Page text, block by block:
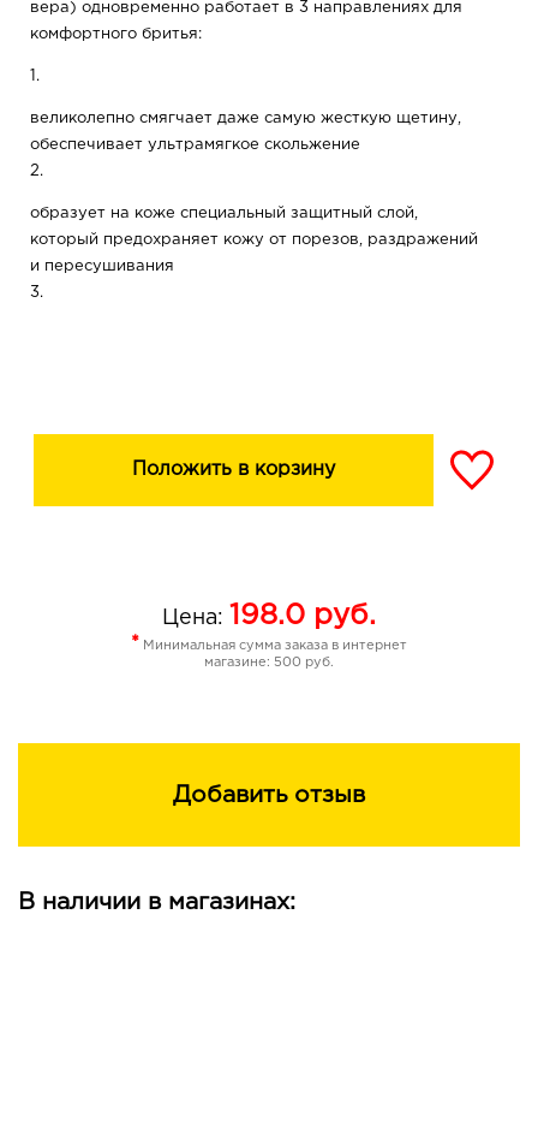
вера) одновременно работает в 3 направлениях для
комфортного бритья:
1.
великолепно смягчает даже самую жесткую щетину,
обеспечивает ультрамягкое скольжение
2.
образует на коже специальный защитный слой,
который предохраняет кожу от порезов, раздражений
и пересушивания
3.
Применение: нанесите на чистую влажную кожу,
Положить в корзину
Цена: 198.0 руб.
* Минимальная сумма заказа в интернет
магазине: 500 руб.
Добавить отзыв
В наличии в магазинах: